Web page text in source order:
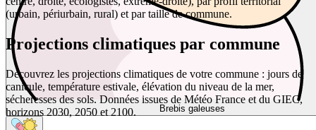
Brebis galeuses
(urbain, périurbain, rural) et par taille de commune.
Projections climatiques par commune
Découvrez les projections climatiques de votre commune : jours de
canicule, température estivale, élévation du niveau de la mer,
sécheresses des sols. Données issues de Météo France et du GIEC,
horizons 2030, 2050 et 2100.